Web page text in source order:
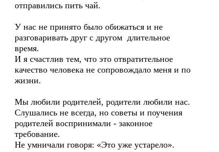
отправились пить чай.
У нас не принято было обижаться и не
разговаривать друг с другом длительное
время.
И я счастлив тем, что это отвратительное
качество человека не сопровождало меня и по
жизни.
Мы любили родителей, родители любили нас.
Слушались не всегда, но советы и поучения
родителей воспринимали - законное
требование.
Не умничали говоря: «Это уже устарело».